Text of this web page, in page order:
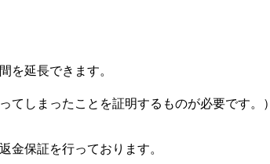
を延長できます。
しまったことを証明するものが必要です。）
金保証を行っております。